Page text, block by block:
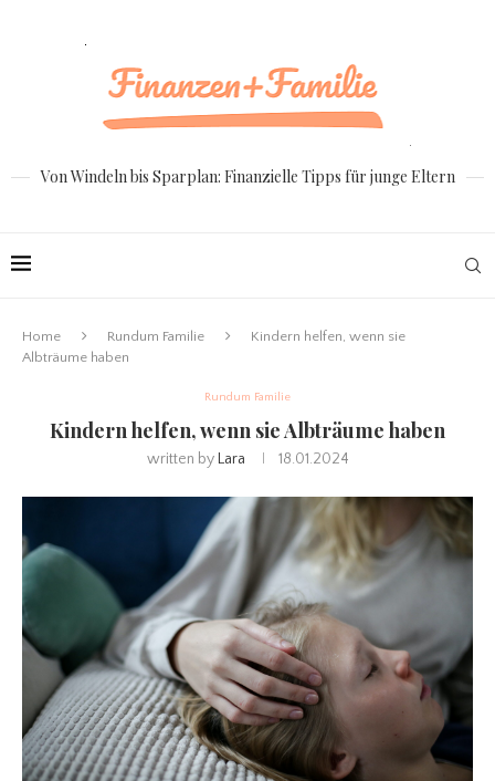
Von Windeln bis Sparplan: Finanzielle Tipps für junge Eltern
Home Rundum Familie
Kindern helfen, wenn sie
Albträume haben
Rundum Familie
Kindern helfen, wenn sie Albträume haben
written by Lara 18.01.2024